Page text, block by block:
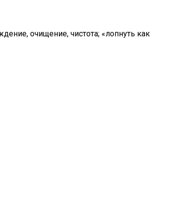
очищение, чистота; «лопнуть как